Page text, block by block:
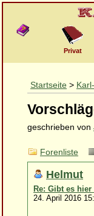
Privat
Startseite >
geschrieben von
Forenliste
Helmut
Re: Gibt es
24. April 2016